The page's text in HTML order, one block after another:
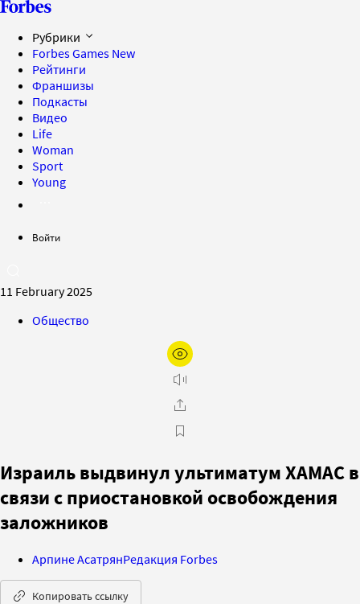
Рубрики
Forbes Games New
Рейтинги
Франшизы
Подкасты
Видео
Life
Woman
Sport
Young
Войти
11 February 2025
Общество
Израиль выдвинул ультиматум ХАМАС в
связи с приостановкой освобождения
заложников
Арпине АсатрянРедакция Forbes
Копировать ссылку